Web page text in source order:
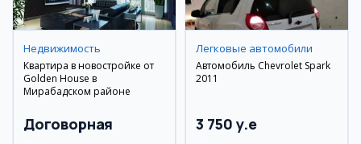
Недвижимость
Квартира в новостройке от
Golden House в
Мирабадском районе
Договорная
Легковые автомобили
Автомобиль Chevrolet Spark
2011
3 750 y.e